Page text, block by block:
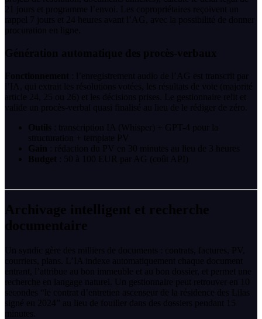
21 jours et programme l’envoi. Les copropriétaires reçoivent un
rappel 7 jours et 24 heures avant l’AG, avec la possibilité de donner
procuration en ligne.
Génération automatique des procès-verbaux
Fonctionnement : l’enregistrement audio de l’AG est transcrit par
l’IA, qui extrait les résolutions votées, les résultats de vote (majorité
article 24, 25 ou 26) et les décisions prises. Le gestionnaire relit et
valide un procès-verbal quasi finalisé au lieu de le rédiger de zéro.
Outils : transcription IA (Whisper) + GPT-4 pour la
structuration + template PV
Gain : rédaction du PV en 30 minutes au lieu de 3 heures
Budget : 50 à 100 EUR par AG (coût API)
Archivage intelligent et recherche
documentaire
Un syndic gère des milliers de documents : contrats, factures, PV,
courriers, plans. L’IA indexe automatiquement chaque document
entrant, l’attribue au bon immeuble et au bon dossier, et permet une
recherche en langage naturel. Un gestionnaire peut retrouver en 10
secondes “le contrat d’entretien ascenseur de la résidence des Lilas
signé en 2024” au lieu de fouiller dans des dossiers pendant 15
minutes.